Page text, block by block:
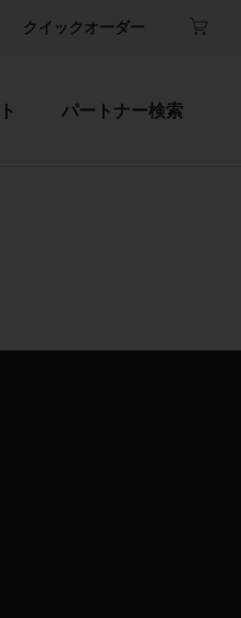
クイックオーダー
パートナー検索